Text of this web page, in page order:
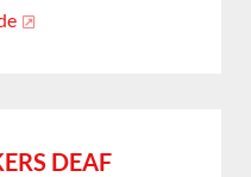
DEAF